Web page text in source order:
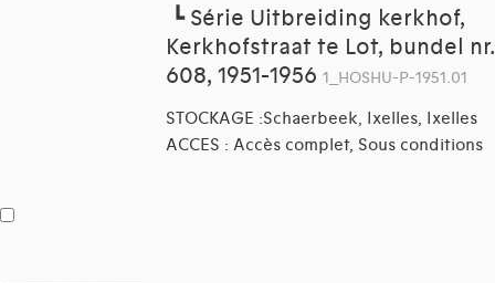
┗ Série Uitbreiding kerkhof,
Kerkhofstraat te Lot, bundel nr.
608, 1951-1956 1_HOSHU-P-1951.01
STOCKAGE :Schaerbeek, Ixelles, Ixelles
ACCES : Accès complet, Sous conditions